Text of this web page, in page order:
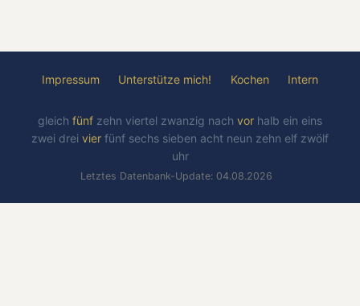
Impressum Unterstütze mich! Kochen Intern
gleich fünf zehn viertel zwanzig nach vor halb ein eins
zwei drei vier fünf sechs sieben acht neun zehn elf zwölf
uhr
Letztes Datenbank-Update: 04.08.2026